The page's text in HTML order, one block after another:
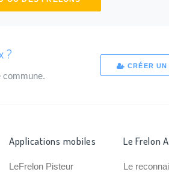
?
commune.
CRÉER
Applications mobiles
LeFrelon Pisteur
Le Frelon
Le